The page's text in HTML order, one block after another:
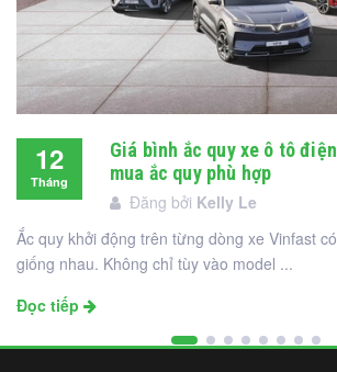
12
Tháng
Giá bình ắc quy xe ô tô
mua ắc quy phù hợp
Đăng bởi Kelly Le
Ắc quy khởi động trên từng dòng xe Vinfast
giống nhau. Không chỉ tùy vào model ...
Đọc tiếp